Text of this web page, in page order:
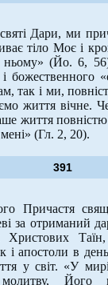
Дари, ми
тіло Моє і
(Йо. 6,
божественного
так і ми,
життя вічне.
життя
(Гл. 2, 20).
391
Причастя
за отриманий
і апостоли в
у світ. «У
Його